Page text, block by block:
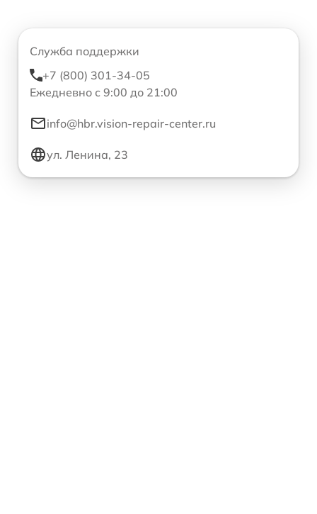
Служба поддержки
+7 (800) 301-34-05
Ежедневно с 9:00 до 21:00
info@hbr.vision-repair-center.ru
ул. Ленина, 23